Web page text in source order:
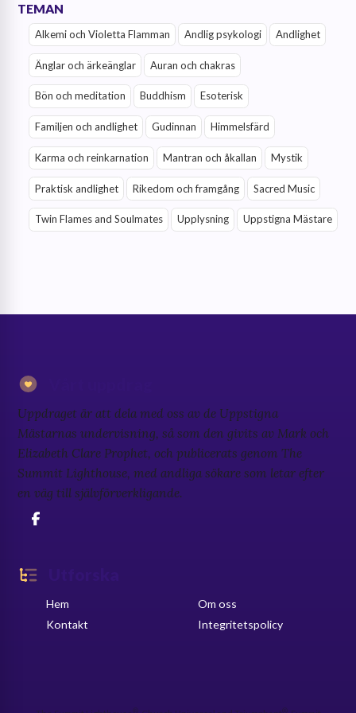
TEMAN
Alkemi och Violetta Flamman Andlig psykologi Andlighet
Änglar och ärkeänglar Auran och chakras
Bön och meditation Buddhism Esoterisk
Familjen och andlighet Gudinnan Himmelsfärd
Karma och reinkarnation Mantran och åkallan Mystik
Praktisk andlighet Rikedom och framgång Sacred Music
Twin Flames and Soulmates Upplysning Uppstigna Mästare
Uppdraget är att dela med oss av de Uppstigna
Mästarnas undervisning, så som den givits av Mark och
Elizabeth Clare Prophet, och publicerats genom The
Summit Lighthouse, med andliga sökare som letar efter
en väg till självförverkligande.
Hem
Kontakt
Om oss
Integritetspolicy
® ®